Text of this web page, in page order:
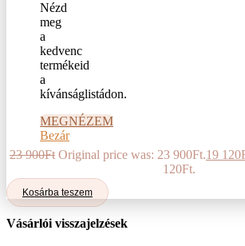
Nézd
meg
a
kedvenc
termékeid
a
kívánságlistádon.
MEGNÉZEM
Bezár
23 900Ft Original price was: 23 900Ft.19 120
120Ft.
Kosárba teszem
Vásárlói visszajelzések